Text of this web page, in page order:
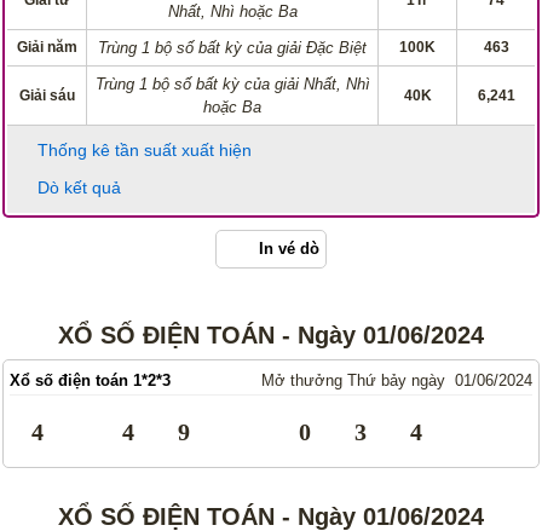
Nhất, Nhì hoặc Ba
Giải năm Trùng 1 bộ số bất kỳ của giải Đặc Biệt 100K 463
Giải sáu
Trùng 1 bộ số bất kỳ của giải Nhất, Nhì
hoặc Ba
40K 6,241
Thống kê tần suất xuất hiện
Dò kết quả
In vé dò
XỔ SỐ ĐIỆN TOÁN - Ngày 01/06/2024
Xổ số điện toán 1*2*3 Mở thưởng Thứ bảy ngày 01/06/2024
4 4 9 0 3 4
XỔ SỐ ĐIỆN TOÁN - Ngày 01/06/2024